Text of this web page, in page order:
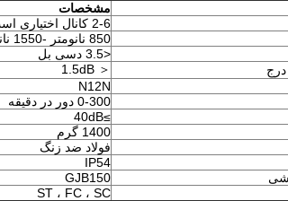
مشخصات
2-6 کانال اختیاری است
850 نانومتر -1550 نانومتر (SM/MM)
<3.5 دسی بل
＜ 1.5dB
N12N
0-300 دور در دقیقه
≥40dB
1400 گرم
فولاد ضد زنگ
IP54
GJB150
ST ، FC ، SC